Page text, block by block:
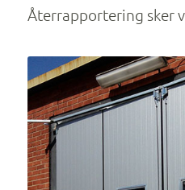
Återrapportering sker